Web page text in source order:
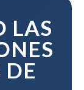
LAS
DE